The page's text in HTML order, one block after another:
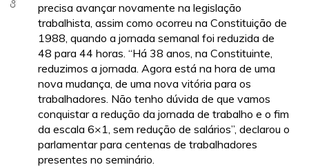
precisa avançar novamente na legislação
trabalhista, assim como ocorreu na Constituição de
1988, quando a jornada semanal foi reduzida de
48 para 44 horas. “Há 38 anos, na Constituinte,
reduzimos a jornada. Agora está na hora de uma
nova mudança, de uma nova vitória para os
trabalhadores. Não tenho dúvida de que vamos
conquistar a redução da jornada de trabalho e o fim
da escala 6×1, sem redução de salários”, declarou o
parlamentar para centenas de trabalhadores
presentes no seminário.